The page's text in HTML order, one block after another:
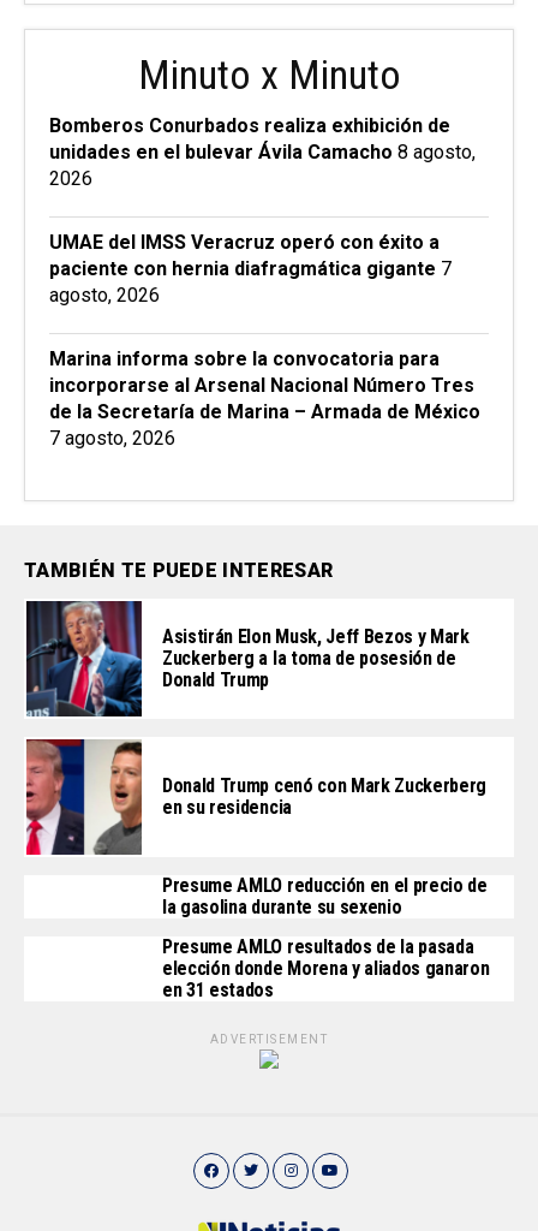
Minuto x Minuto
Bomberos Conurbados realiza exhibición de
unidades en el bulevar Ávila Camacho 8 agosto,
2026
UMAE del IMSS Veracruz operó con éxito a
paciente con hernia diafragmática gigante 7
agosto, 2026
Marina informa sobre la convocatoria para
incorporarse al Arsenal Nacional Número Tres
de la Secretaría de Marina – Armada de México
7 agosto, 2026
TAMBIÉN TE PUEDE INTERESAR
Asistirán Elon Musk, Jeff Bezos y Mark
Zuckerberg a la toma de posesión de
Donald Trump
Donald Trump cenó con Mark Zuckerberg
en su residencia
Presume AMLO reducción en el precio de
la gasolina durante su sexenio
Presume AMLO resultados de la pasada
elección donde Morena y aliados ganaron
en 31 estados
ADVERTISEMENT